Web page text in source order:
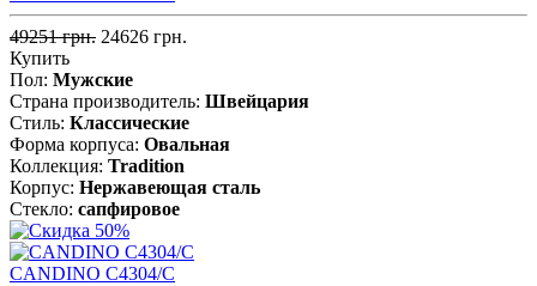
49251 грн. 24626 грн.
Купить
Пол: Мужские
Страна производитель: Швейцария
Стиль: Классические
Форма корпуса: Овальная
Коллекция: Tradition
Корпус: Нержавеющая cталь
Стекло: сапфировое
CANDINO C4304/C